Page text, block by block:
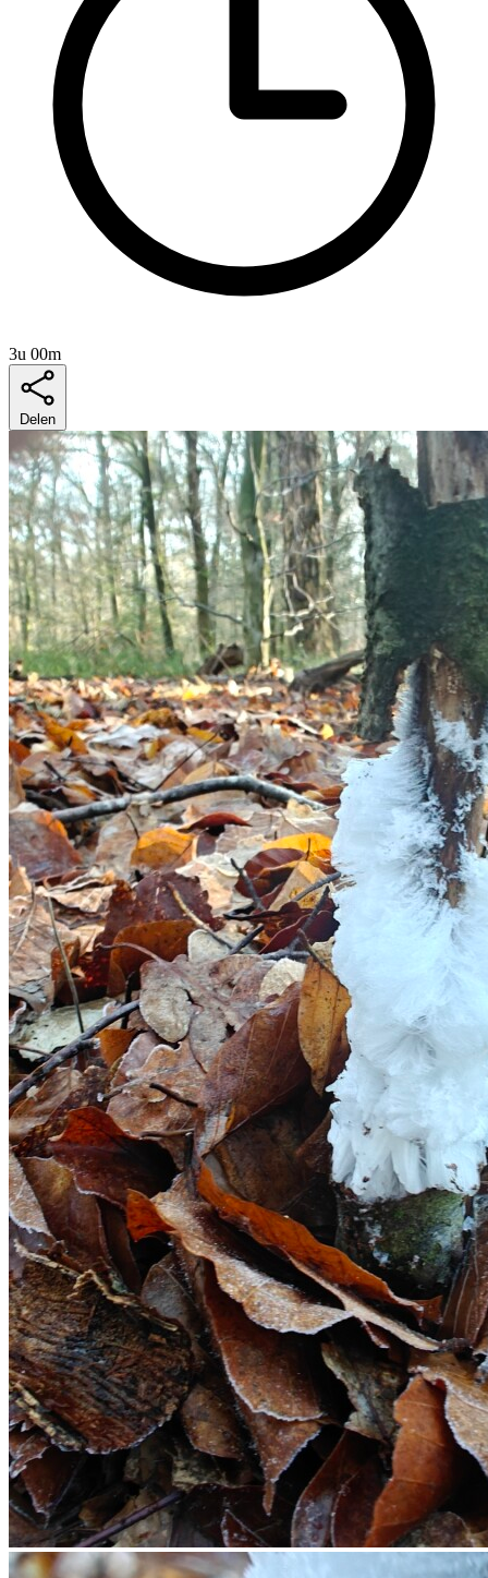
3u 00m
Delen